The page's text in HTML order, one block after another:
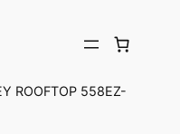
ROOFTOP 558EZ-